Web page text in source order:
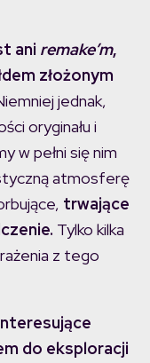
ani remake’m,
złożonym
jednak,
oryginału i
w pełni się nim
atmosferę
trwające
Tylko kilka
z tego
do eksploracji